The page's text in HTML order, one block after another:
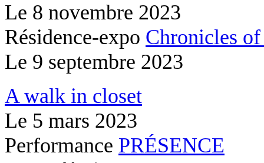
Le 8 novembre 2023
Résidence-expo Chronicles
Le 9 septembre 2023
A walk in closet
Le 5 mars 2023
Performance PRÉSENCE